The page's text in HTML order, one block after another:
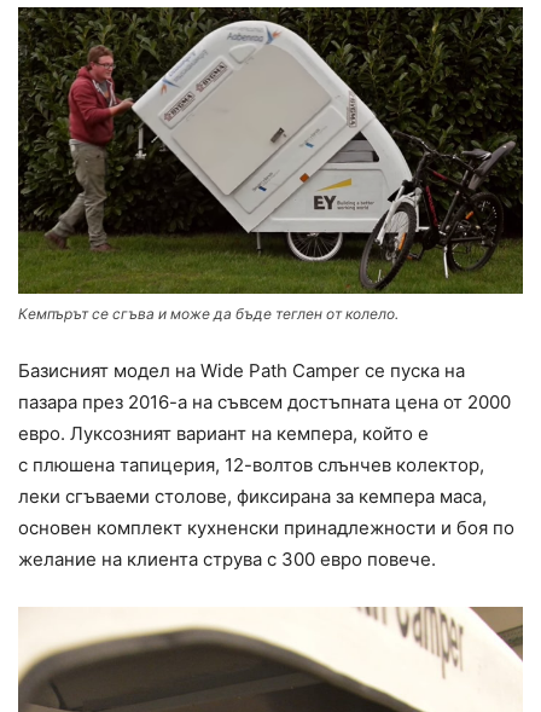
Кемпърът се сгъва и може да бъде теглен от колело.
Базисният модел на Wide Path Camper се пуска на
пазара през 2016-а на съвсем достъпната цена от 2000
евро. Луксозният вариант на кемпера, който е
с плюшена тапицерия, 12-волтов слънчев колектор,
леки сгъваеми столове, фиксирана за кемпера маса,
основен комплект кухненски принадлежности и боя по
желание на клиента струва с 300 евро повече.